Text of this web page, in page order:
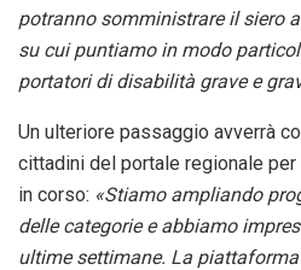
potranno somministrare il siero
su cui puntiamo in modo
portatori di disabilità grave e
Un ulteriore passaggio avverrà
cittadini del portale regionale per
in corso: «Stiamo ampliando
delle categorie e abbiamo
ultime settimane. La